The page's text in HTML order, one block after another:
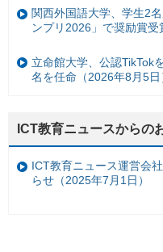
関西外国語大学、学生2
ンプリ2026」で奨励賞受
立命館大学、公認
名を任命（2026年8月5日
ICT教育ニュースからの
ICT教育ニュース運営会
らせ（2025年7月1日）